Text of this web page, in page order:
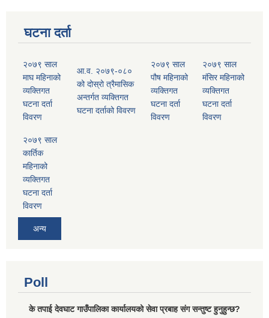
घटना दर्ता
२०७९ साल
माघ महिनाको
व्यक्तिगत
घटना दर्ता
विवरण
आ.व. २०७९-०८०
को दोस्रो त्रैमासिक
अन्तर्गत व्यक्तिगत
घटना दर्ताको विवरण
२०७९ साल
पौष महिनाको
व्यक्तिगत
घटना दर्ता
विवरण
२०७९ साल
मंसिर महिनाको
व्यक्तिगत
घटना दर्ता
विवरण
२०७९ साल
कार्तिक
महिनाको
व्यक्तिगत
घटना दर्ता
विवरण
अन्य
Poll
के तपाई देवघाट गाउँपालिका कार्यालयको सेवा प्रबाह संग सन्तुष्ट हुनुहुन्छ?